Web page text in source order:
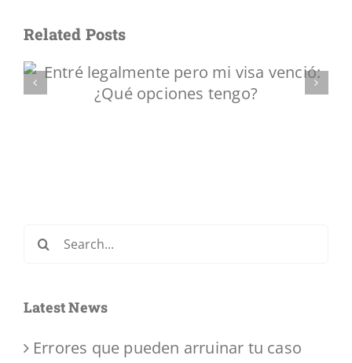
Related Posts
Cómo un abogado para la
Visa U facilita el proceso
Search
Latest News
Errores que pueden arruinar tu caso